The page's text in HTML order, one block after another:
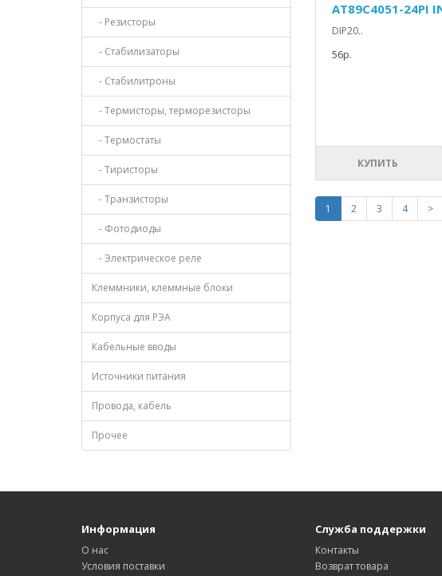
- Резисторы
- Стабилизаторы
- Стабилитроны
- Термисторы, терморезисторы
- Термостаты
- Тиристоры
- Транзисторы
- Фотодиоды
- Электрическое реле
Клеммники, клеммные блоки
Корпуса для РЭА
Кабельные вводы
Источники питания
Провода, кабель
Прочее
AT89C4051-24PI
DIP20..
56р.
КУПИТЬ
1 2 3 4 >
Информация
О нас
Условия поставки
Служба поддержки
Контакты
Возврат товара